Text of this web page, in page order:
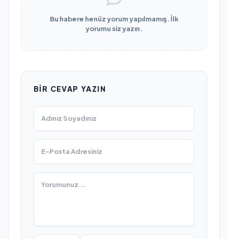
Bu habere henüz yorum yapılmamış. İlk
yorumu siz yazın.
BIR CEVAP YAZIN